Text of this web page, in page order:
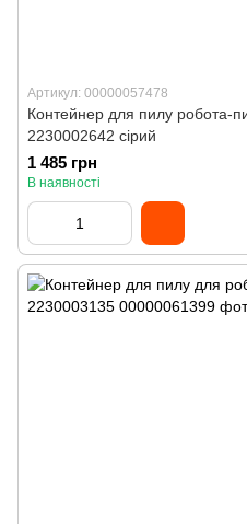
Артикул: 00000057478
Контейнер для пилу робота-
2230002642 сірий
1 485 грн
В наявності